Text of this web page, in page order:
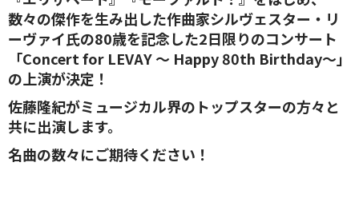
数々の傑作を生み出した作曲家シルヴェスター・リ
ーヴァイ氏の80歳を記念した2日限りのコンサート
「Concert for LEVAY ～ Happy 80th Birthday～」
の上演が決定！
佐藤隆紀がミュージカル界のトップスターの方々と
共に出演します。
名曲の数々にご期待ください！